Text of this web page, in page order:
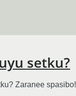
setku?
Zaranee spasibo!